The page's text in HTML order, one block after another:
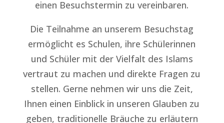
einen Besuchstermin zu vereinbaren.
Die Teilnahme an unserem Besuchstag
ermöglicht es Schulen, ihre Schülerinnen
und Schüler mit der Vielfalt des Islams
vertraut zu machen und direkte Fragen zu
stellen. Gerne nehmen wir uns die Zeit,
Ihnen einen Einblick in unseren Glauben zu
geben, traditionelle Bräuche zu erläutern